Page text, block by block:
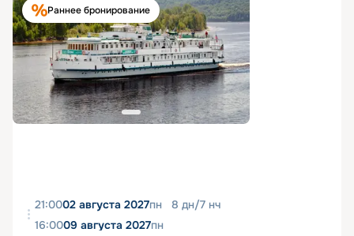
Раннее бронирование
21:0002 августа 2027пн 8 дн/7 нч
16:0009 августа 2027пн